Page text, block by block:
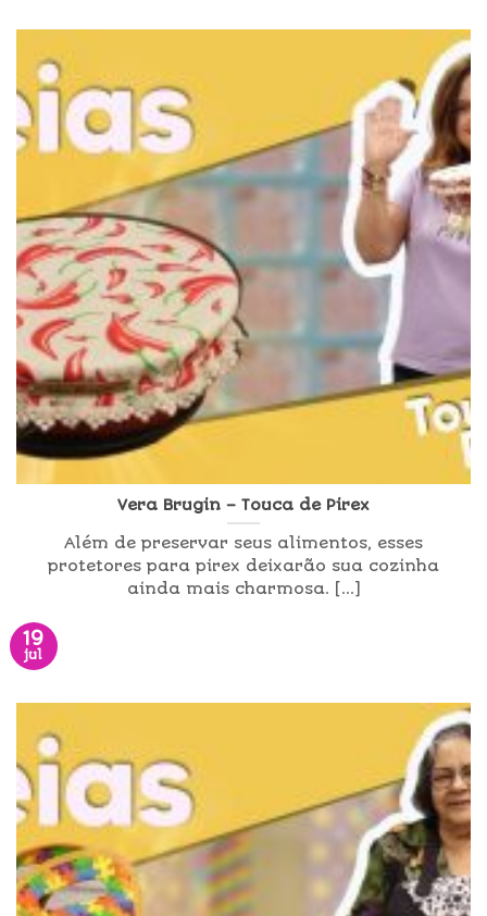
Vera Brugin – Touca de Pirex
Além de preservar seus alimentos, esses
protetores para pirex deixarão sua cozinha
ainda mais charmosa. [...]
19
jul